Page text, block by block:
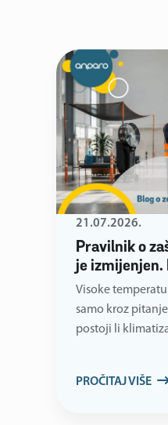
Pravilnik o
je izmijenjen.
21.07.2026.
Visoke
samo kroz
postoji li
PROČITAJ VIŠE